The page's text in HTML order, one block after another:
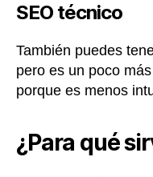
SEO técnico
También puedes
pero es un poco
porque es menos
¿Para qué